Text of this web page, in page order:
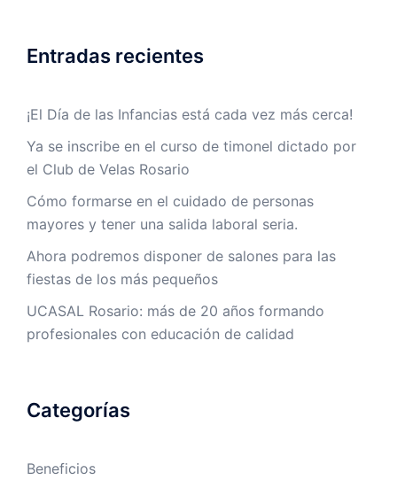
Entradas recientes
¡El Día de las Infancias está cada vez más cerca!
Ya se inscribe en el curso de timonel dictado por
el Club de Velas Rosario
Cómo formarse en el cuidado de personas
mayores y tener una salida laboral seria.
Ahora podremos disponer de salones para las
fiestas de los más pequeños
UCASAL Rosario: más de 20 años formando
profesionales con educación de calidad
Categorías
Beneficios